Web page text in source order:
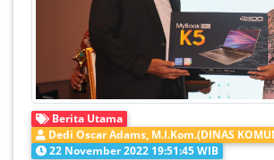
Berita Utama
Dedi Oscar Adams, M.I.Kom.(DINAS
22 November 2022 19:51:45 WIB